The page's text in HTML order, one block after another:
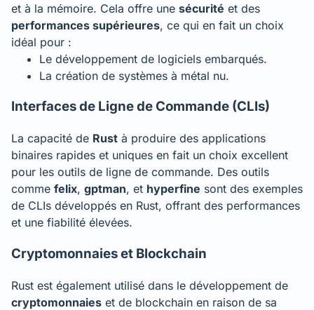
et à la mémoire. Cela offre une sécurité et des
performances supérieures, ce qui en fait un choix
idéal pour :
Le développement de logiciels embarqués.
La création de systèmes à métal nu.
Interfaces de Ligne de Commande (CLIs)
La capacité de Rust à produire des applications
binaires rapides et uniques en fait un choix excellent
pour les outils de ligne de commande. Des outils
comme felix, gptman, et hyperfine sont des exemples
de CLIs développés en Rust, offrant des performances
et une fiabilité élevées.
Cryptomonnaies et Blockchain
Rust est également utilisé dans le développement de
cryptomonnaies et de blockchain en raison de sa